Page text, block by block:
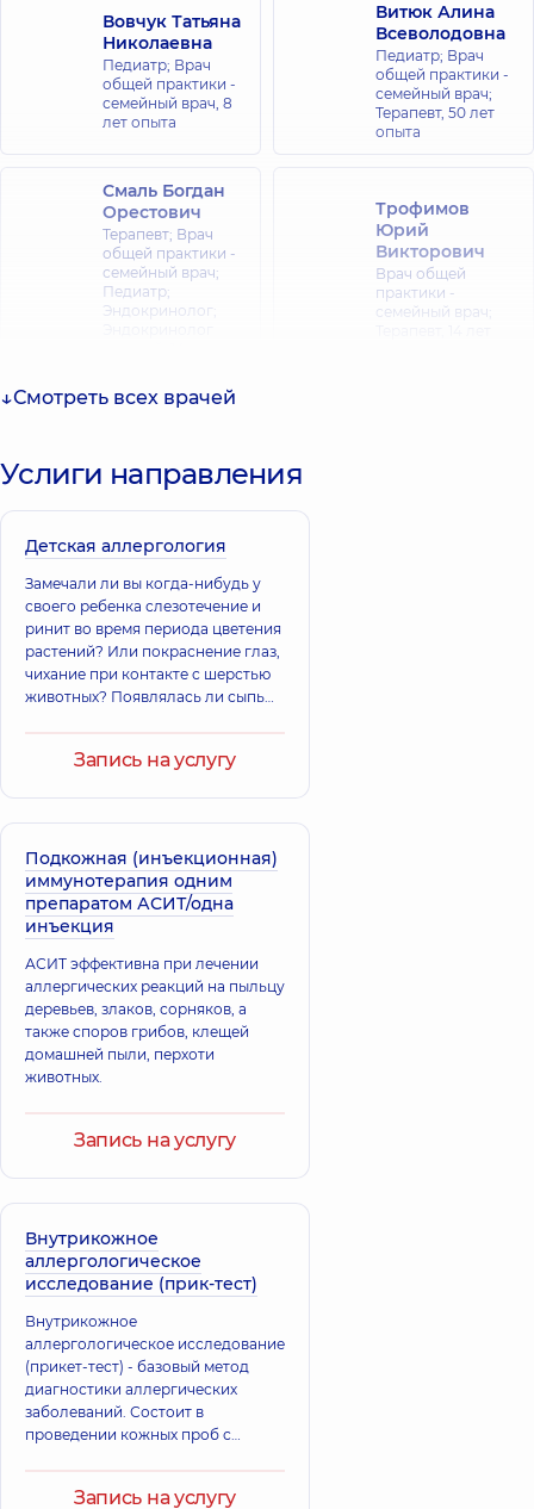
Вовчук Татьяна
Николаевна
Педиатр; Врач
общей практики -
семейный врач, 8
лет опыта
Витюк Алина
Всеволодовна
Педиатр; Врач
общей практики -
семейный врач;
Терапевт, 50 лет
опыта
Смаль Богдан
Орестович
Терапевт; Врач
общей практики -
семейный врач;
Педиатр;
Эндокринолог;
Трофимов
Юрий
Викторович
Врач общей
практики -
семейный врач;
Ярослав
Юрьевич
Врач общей
семейный врач;
опыта
Серова Анна
Александровна
семейный врач;
опыта
Соколова
Ирина
Тимофеевна
Эндокринолог;
практики -
семейный врач;
Врач
ультразвуковой
диагностики;
Терапевт;
Кравчук
Александр
Врач общей
практики -
семейный врач;
Терапевт,21 лет
опыта
Любченко
Игорь
Анатольевич
семейный врач;
Смотреть всех врачей
Услиги направления
Детская аллергология
Замечали ли вы когда-нибудь у
своего ребенка слезотечение и
ринит во время периода цветения
растений? Или покраснение глаз,
чихание при контакте с шерстью
животных? Появлялась ли сыпь
Запись на услугу
Подкожная (инъекционная)
иммунотерапия одним
препаратом АСИТ/одна
инъекция
АСИТ эффективна при лечении
аллергических реакций на пыльцу
деревьев, злаков, сорняков, а
также споров грибов, клещей
домашней пыли, перхоти
животных.
Запись на услугу
Внутрикожное
аллергологическое
исследование (прик-тест)
Внутрикожное
аллергологическое исследование
(прикет-тест) - базовый метод
диагностики аллергических
заболеваний. Состоит в
проведении кожных проб с
заболеваний.
Запись на услугу